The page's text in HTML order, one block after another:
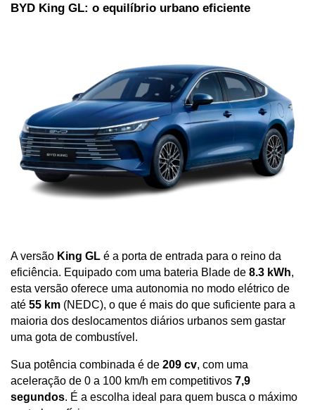
BYD King GL: o equilíbrio urbano eficiente
A versão King GL é a porta de entrada para o reino da
eficiência. Equipado com uma bateria Blade de 8.3 kWh,
esta versão oferece uma autonomia no modo elétrico de
até 55 km (NEDC), o que é mais do que suficiente para a
maioria dos deslocamentos diários urbanos sem gastar
uma gota de combustível.
Sua potência combinada é de 209 cv, com uma
aceleração de 0 a 100 km/h em competitivos 7,9
segundos. É a escolha ideal para quem busca o máximo